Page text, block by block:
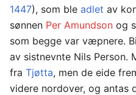
1447), som ble adlet av
sønnen Per Amundson og
som begge var væpnere.
av sistnevnte Nils Person.
fra Tjøtta, men de eide
videre nordover, og antas